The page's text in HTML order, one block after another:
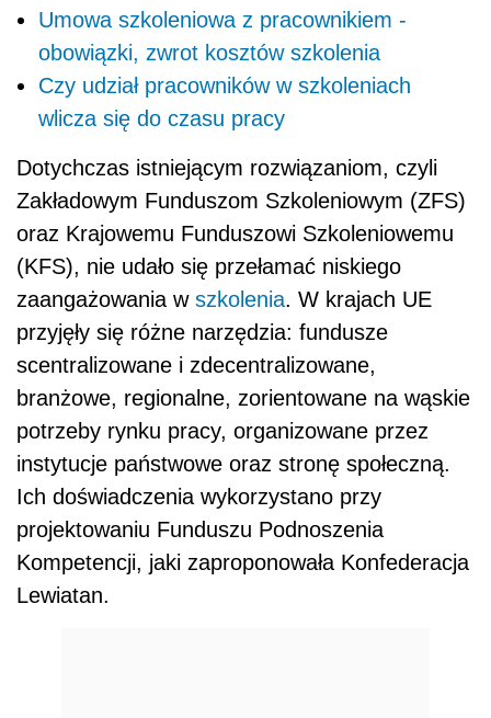
Umowa szkoleniowa z pracownikiem -
obowiązki, zwrot kosztów szkolenia
Czy udział pracowników w szkoleniach
wlicza się do czasu pracy
Dotychczas istniejącym rozwiązaniom, czyli
Zakładowym Funduszom Szkoleniowym (ZFS)
oraz Krajowemu Funduszowi Szkoleniowemu
(KFS), nie udało się przełamać niskiego
zaangażowania w szkolenia. W krajach UE
przyjęły się różne narzędzia: fundusze
scentralizowane i zdecentralizowane,
branżowe, regionalne, zorientowane na wąskie
potrzeby rynku pracy, organizowane przez
instytucje państwowe oraz stronę społeczną.
Ich doświadczenia wykorzystano przy
projektowaniu Funduszu Podnoszenia
Kompetencji, jaki zaproponowała Konfederacja
Lewiatan.